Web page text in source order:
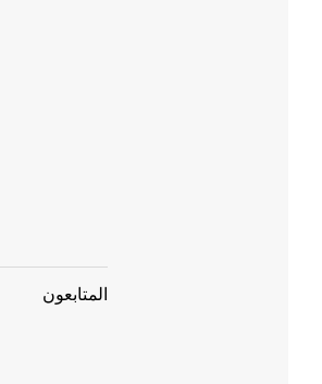
المتابعون